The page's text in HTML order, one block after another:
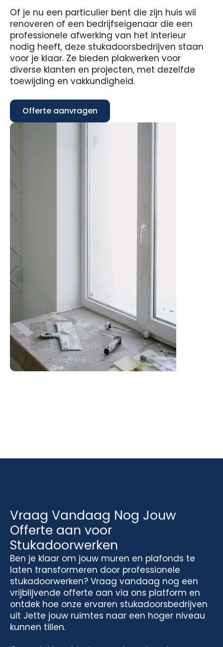
Of je nu een particulier bent die zijn huis wil
renoveren of een bedrijfseigenaar die een
professionele afwerking van het interieur
nodig heeft, deze stukadoorsbedrijven staan
voor je klaar. Ze bieden plakwerken voor
diverse klanten en projecten, met dezelfde
toewijding en vakkundigheid.
Offerte aanvragen
Vraag Vandaag Nog Jouw
Offerte aan voor
Stukadoorwerken
Ben je klaar om jouw muren en plafonds te
laten transformeren door professionele
stukadoorwerken? Vraag vandaag nog een
vrijblijvende offerte aan via ons platform en
ontdek hoe onze ervaren stukadoorsbedrijven
uit Jette jouw ruimtes naar een hoger niveau
kunnen tillen.